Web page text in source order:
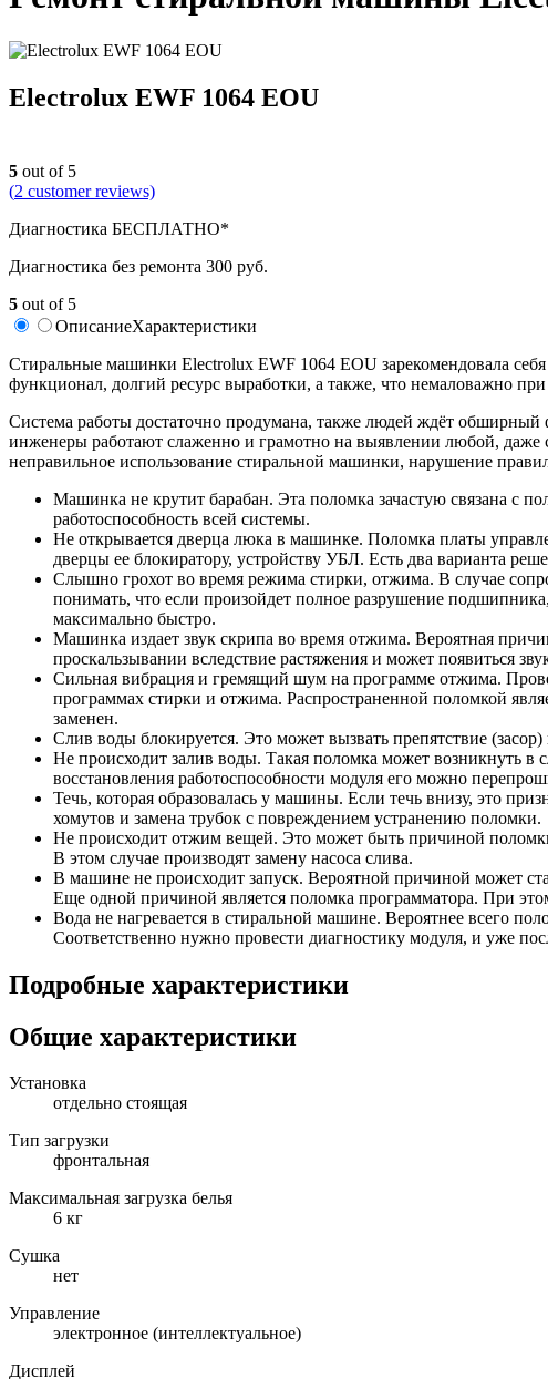
Electrolux EWF 1064 EOU
5 out of 5
(2 customer reviews)
Диагностика БЕСПЛАТНО*
Диагностика без ремонта 300 руб.
5 out of 5
ОписаниеХарактеристики
Стиральные машинки Electrolux EWF 1064 EOU зарекомендовала
функционал, долгий ресурс выработки, а также, что немаловажно
Система работы достаточно продумана, также людей ждёт обширный
инженеры работают слаженно и грамотно на выявлении любой, даже
неправильное использование стиральной машинки, нарушение
Машинка не крутит барабан. Эта поломка зачастую связана с
работоспособность всей системы.
Не открывается дверца люка в машинке. Поломка платы
дверцы ее блокиратору, устройству УБЛ. Есть два варианта
Слышно грохот во время режима стирки, отжима. В случае
понимать, что если произойдет полное разрушение
максимально быстро.
Машинка издает звук скрипа во время отжима. Вероятная
проскальзывании вследствие растяжения и может появиться
Сильная вибрация и гремящий шум на программе отжима.
программах стирки и отжима. Распространенной поломкой
заменен.
Слив воды блокируется. Это может вызвать препятствие
Не происходит залив воды. Такая поломка может возникнуть
восстановления работоспособности модуля его можно
Течь, которая образовалась у машины. Если течь внизу, это
хомутов и замена трубок с повреждением устранению поломки.
Не происходит отжим вещей. Это может быть причиной
В этом случае производят замену насоса слива.
В машине не происходит запуск. Вероятной причиной может
Еще одной причиной является поломка программатора. При
Вода не нагревается в стиральной машине. Вероятнее всего
Соответственно нужно провести диагностику модуля, и уже
Подробные характеристики
Общие характеристики
Установка
отдельно стоящая
Тип загрузки
фронтальная
Максимальная загрузка белья
6 кг
Сушка
нет
Управление
электронное (интеллектуальное)
Дисплей